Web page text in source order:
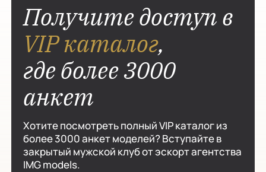
Получите доступ в
VIP каталог,
где более 3000
анкет
Хотите посмотреть полный VIP каталог из
более 3000 анкет моделей? Вступайте в
закрытый мужской клуб от эскорт агентства
IMG models.